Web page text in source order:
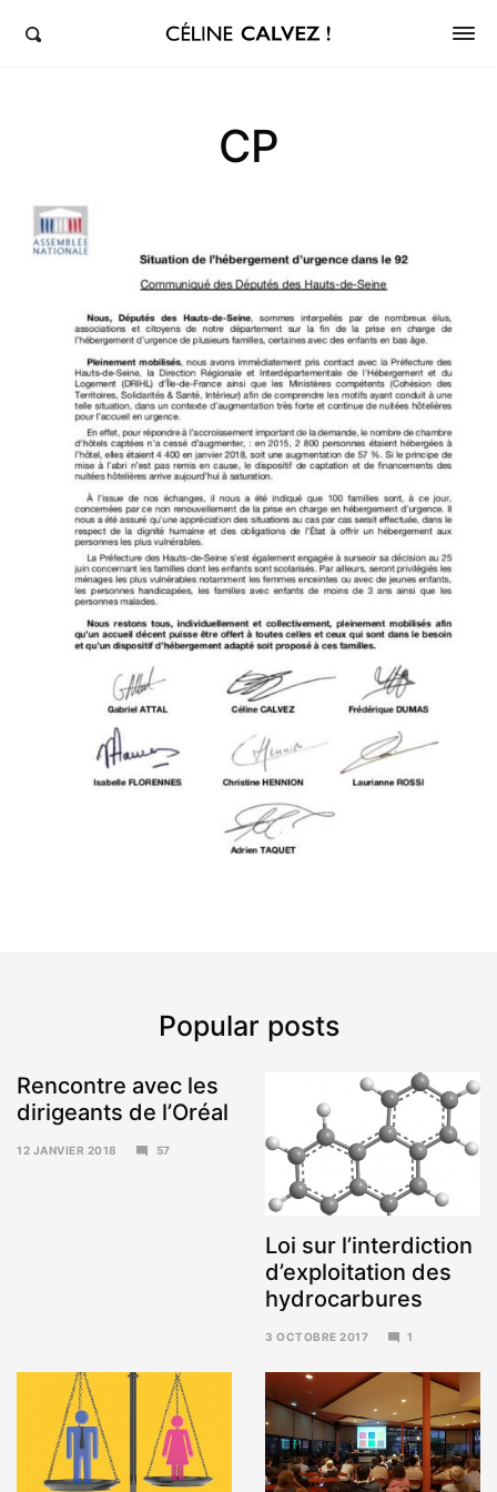
Céline Calvez, députée de la 5ème circonscription des Hauts-de-Seine et Clichy-Levallois
CP
Popular posts
Rencontre avec les
dirigeants de l’Oréal
12 JANVIER 2018
57
Loi sur l’interdiction
d’exploitation des
hydrocarbures
3 OCTOBRE 2017
2017
1